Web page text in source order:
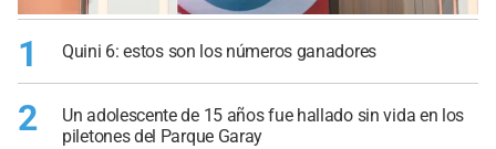
1 Quini 6: estos son los números ganadores
2
Un adolescente de 15 años fue hallado sin vida en los
piletones del Parque Garay